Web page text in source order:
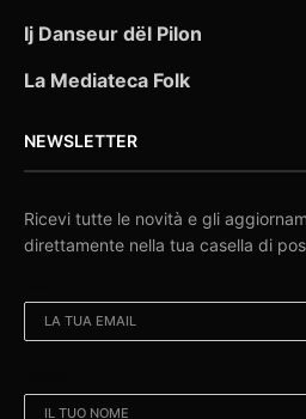
Ij Danseur dël Pilon
La Mediateca Folk
NEWSLETTER
Ricevi tutte le novità e gli
direttamente nella tua casella di